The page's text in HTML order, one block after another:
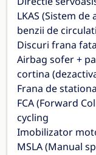
LKAS (Sistem
benzii de
Discuri frana
Airbag sofer +
cortina
Frana de
FCA (Forward
cycling
Imobilizator
MSLA (Manual